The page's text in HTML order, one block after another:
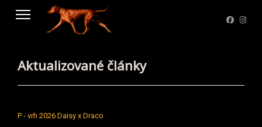
Aktualizované články
P - vrh 2026 Daisy x Draco